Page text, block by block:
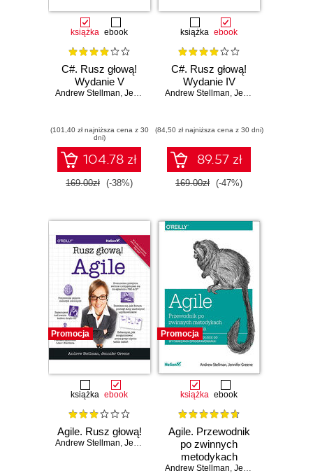
książka ebook
C#. Rusz głową!
Wydanie V
Andrew Stellman, Jennifer Greene
(101,40 zł najniższa cena z 30
dni)
104.78 zł
169.00zł (-38%)
książka ebook
C#. Rusz głową!
Wydanie IV
Andrew Stellman, Jennifer Greene
(84,50 zł najniższa cena z 30 dni)
89.57 zł
169.00zł (-47%)
Promocja
książka ebook
Agile. Rusz głową!
Andrew Stellman, Jennifer Greene
Promocja
książka ebook
Agile. Przewodnik
po zwinnych
metodykach
programowania
Andrew Stellman, Jennifer Greene